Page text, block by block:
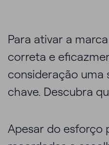
Para ativar a
correta e
consideração uma
chave. Descubra
Apesar do esforço